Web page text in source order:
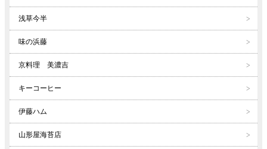
浅草今半
味の浜藤
京料理 美濃吉
キーコーヒー
伊藤ハム
山形屋海苔店